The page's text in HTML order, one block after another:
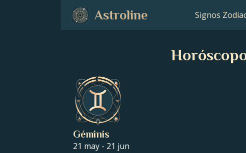
Astroline Signos
Géminis
21 may - 21 jun